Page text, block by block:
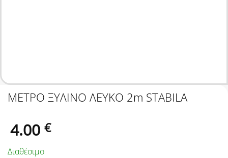
ΜΕΤΡΟ ΞΥΛΙΝΟ ΛΕΥΚΟ 2m STABILA
4.00 €
Διαθέσιμο